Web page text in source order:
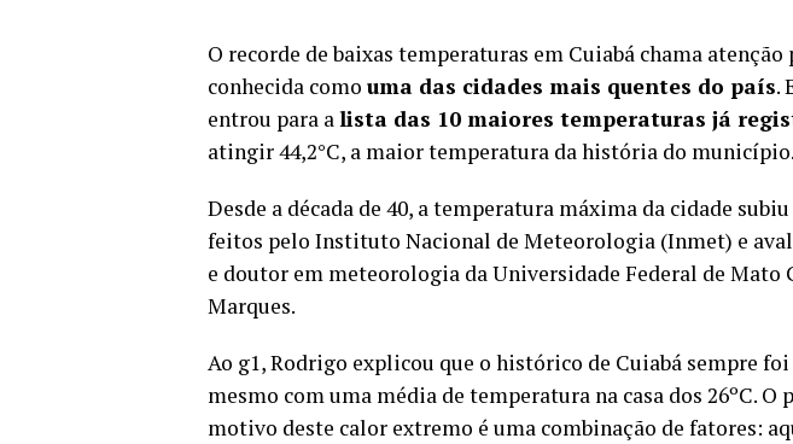
O recorde de baixas temperaturas em Cuiabá chama
conhecida como uma das cidades mais quentes do país.
entrou para alista das 10 maiores temperaturas já
atingir 44,2°C, a maior temperatura da história do município.
Desde a década de 40, a temperatura máxima da cidade
feitos pelo Instituto Nacional de Meteorologia (Inmet) e
e doutor em meteorologia da Universidade Federal de Mato
Marques.
Ao g1, Rodrigo explicou que o histórico de Cuiabá sempre
mesmo com uma média de temperatura na casa dos 26ºC. O
motivo deste calor extremo é uma combinação de fatores: